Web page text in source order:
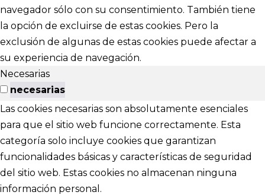
navegador sólo con su consentimiento. También tiene
la opción de excluirse de estas cookies. Pero la
exclusión de algunas de estas cookies puede afectar a
su experiencia de navegación.
Necesarias
necesarias
Las cookies necesarias son absolutamente esenciales
para que el sitio web funcione correctamente. Esta
categoría solo incluye cookies que garantizan
funcionalidades básicas y características de seguridad
del sitio web. Estas cookies no almacenan ninguna
información personal.